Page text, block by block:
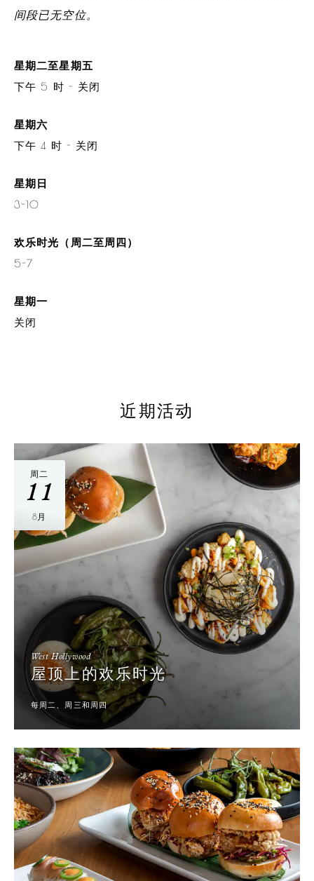
间段已无空位。
星期二至星期五
下午 5 时 - 关闭
星期六
下午 4 时 - 关闭
星期日
3-10
欢乐时光（周二至周四）
5-7
星期一
关闭
近期活动
周二
11
8月
West Hollywood
屋顶上的欢乐时光
每周二、周三和周四